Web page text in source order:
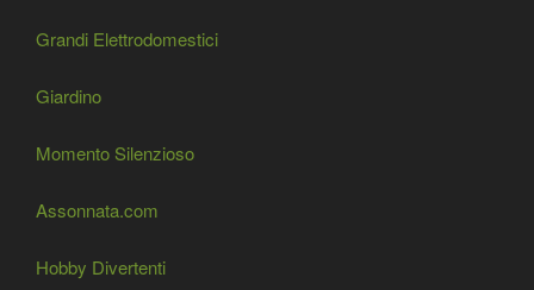
Grandi Elettrodomestici
Giardino
Momento Silenzioso
Assonnata.com
Hobby Divertenti